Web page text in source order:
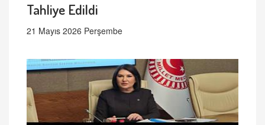
Tahliye Edildi
21 Mayıs 2026 Perşembe